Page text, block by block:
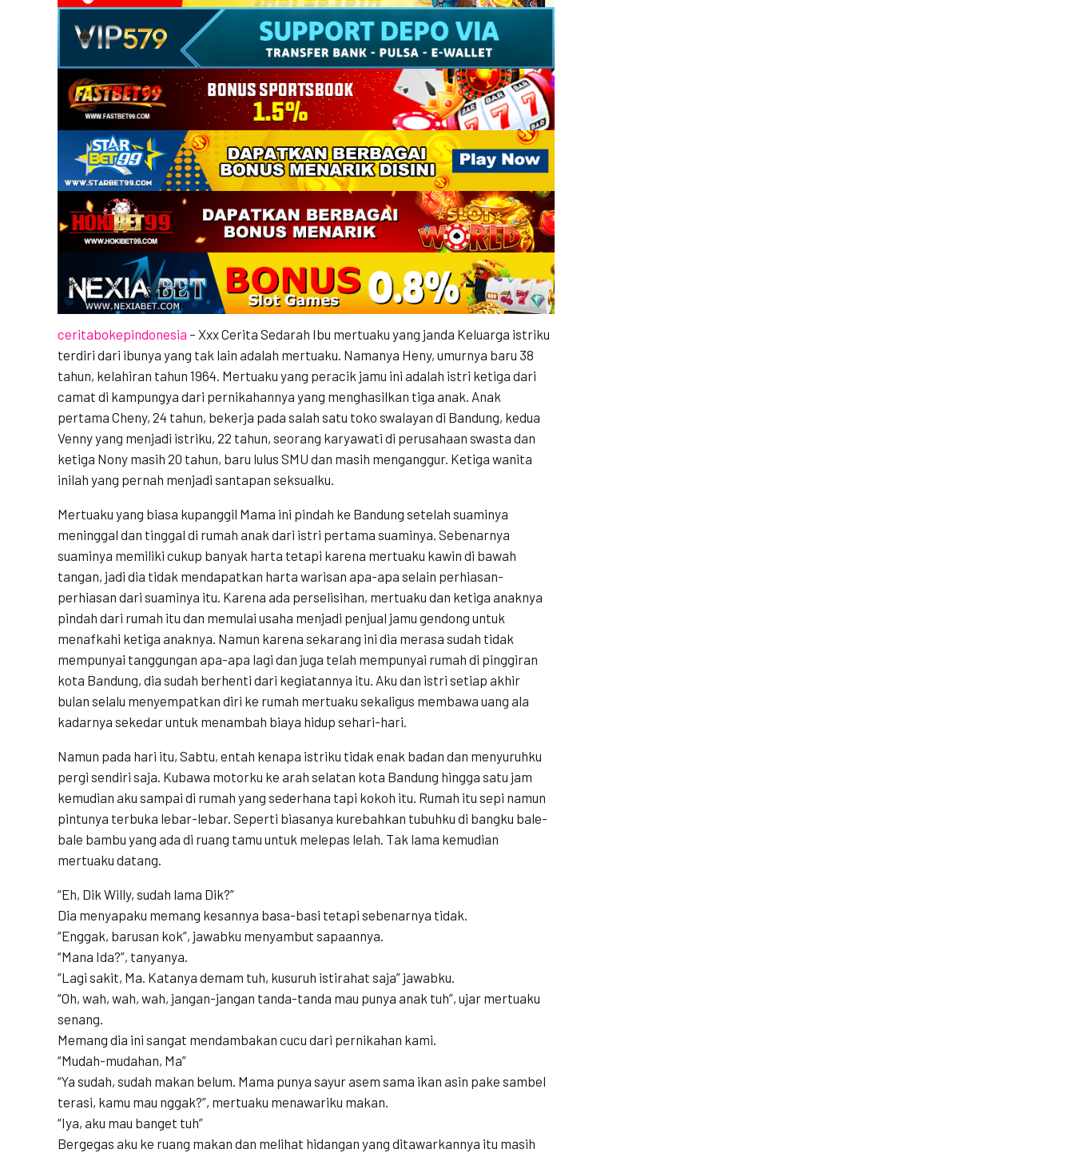
ceritabokepindonesia – Xxx Cerita Sedarah Ibu mertuaku yang janda Keluarga istriku
terdiri dari ibunya yang tak lain adalah mertuaku. Namanya Heny, umurnya baru 38
tahun, kelahiran tahun 1964. Mertuaku yang peracik jamu ini adalah istri ketiga dari
camat di kampungya dari pernikahannya yang menghasilkan tiga anak. Anak
pertama Cheny, 24 tahun, bekerja pada salah satu toko swalayan di Bandung, kedua
Venny yang menjadi istriku, 22 tahun, seorang karyawati di perusahaan swasta dan
ketiga Nony masih 20 tahun, baru lulus SMU dan masih menganggur. Ketiga wanita
inilah yang pernah menjadi santapan seksualku.
Mertuaku yang biasa kupanggil Mama ini pindah ke Bandung setelah suaminya
meninggal dan tinggal di rumah anak dari istri pertama suaminya. Sebenarnya
suaminya memiliki cukup banyak harta tetapi karena mertuaku kawin di bawah
tangan, jadi dia tidak mendapatkan harta warisan apa-apa selain perhiasan-
perhiasan dari suaminya itu. Karena ada perselisihan, mertuaku dan ketiga anaknya
pindah dari rumah itu dan memulai usaha menjadi penjual jamu gendong untuk
menafkahi ketiga anaknya. Namun karena sekarang ini dia merasa sudah tidak
mempunyai tanggungan apa-apa lagi dan juga telah mempunyai rumah di pinggiran
kota Bandung, dia sudah berhenti dari kegiatannya itu. Aku dan istri setiap akhir
bulan selalu menyempatkan diri ke rumah mertuaku sekaligus membawa uang ala
kadarnya sekedar untuk menambah biaya hidup sehari-hari.
Namun pada hari itu, Sabtu, entah kenapa istriku tidak enak badan dan menyuruhku
pergi sendiri saja. Kubawa motorku ke arah selatan kota Bandung hingga satu jam
kemudian aku sampai di rumah yang sederhana tapi kokoh itu. Rumah itu sepi namun
pintunya terbuka lebar-lebar. Seperti biasanya kurebahkan tubuhku di bangku bale-
bale bambu yang ada di ruang tamu untuk melepas lelah. Tak lama kemudian
mertuaku datang.
“Eh, Dik Willy, sudah lama Dik?”
Dia menyapaku memang kesannya basa-basi tetapi sebenarnya tidak.
“Enggak, barusan kok”, jawabku menyambut sapaannya.
“Mana Ida?”, tanyanya.
“Lagi sakit, Ma. Katanya demam tuh, kusuruh istirahat saja” jawabku.
“Oh, wah, wah, wah, jangan-jangan tanda-tanda mau punya anak tuh”, ujar mertuaku
senang.
Memang dia ini sangat mendambakan cucu dari pernikahan kami.
“Mudah-mudahan, Ma”
“Ya sudah, sudah makan belum. Mama punya sayur asem sama ikan asin pake sambel
terasi, kamu mau nggak?”, mertuaku menawariku makan.
“Iya, aku mau banget tuh”
Bergegas aku ke ruang makan dan melihat hidangan yang ditawarkannya itu masih